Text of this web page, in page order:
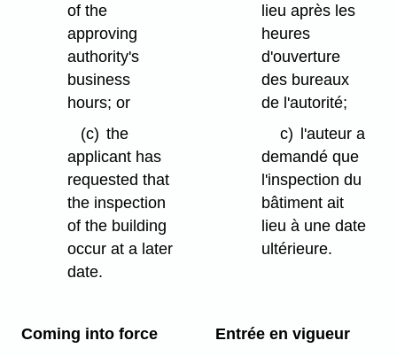
of the
approving
authority's
business
hours; or
(c) the
applicant has
requested that
the inspection
of the building
occur at a later
date.
lieu après les
heures
d'ouverture
des bureaux
de l'autorité;
c) l'auteur a
demandé que
l'inspection du
bâtiment ait
lieu à une date
ultérieure.
Coming into force
Entrée en vigueur